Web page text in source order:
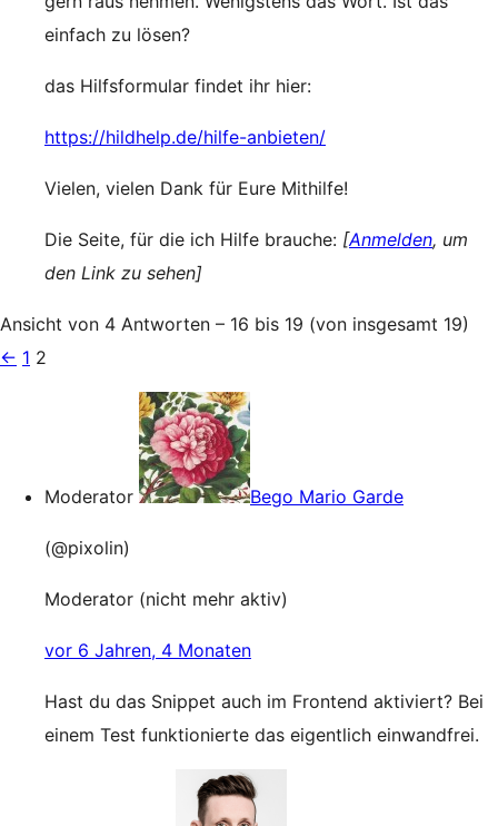
einfach zu lösen?
das Hilfsformular findet ihr hier:
https://hildhelp.de/hilfe-anbieten/
Vielen, vielen Dank für Eure Mithilfe!
Die Seite, für die ich Hilfe brauche: [Anmelden, um
den Link zu sehen]
Ansicht von 4 Antworten – 16 bis 19 (von insgesamt 19)
← 1 2
Moderator Bego Mario Garde
(@pixolin)
Moderator (nicht mehr aktiv)
vor 6 Jahren, 4 Monaten
Hast du das Snippet auch im Frontend aktiviert? Bei
einem Test funktionierte das eigentlich einwandfrei.